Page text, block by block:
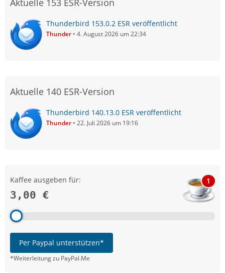
Aktuelle 153 ESR-Version
Thunderbird 153.0.2 ESR veröffentlicht
Thunder 4. August 2026 um 22:34
Aktuelle 140 ESR-Version
Thunderbird 140.13.0 ESR veröffentlicht
Thunder 22. Juli 2026 um 19:16
Kaffee ausgeben für:
3,00 €
1
Per Paypal unterstützen*
*Weiterleitung zu PayPal.Me